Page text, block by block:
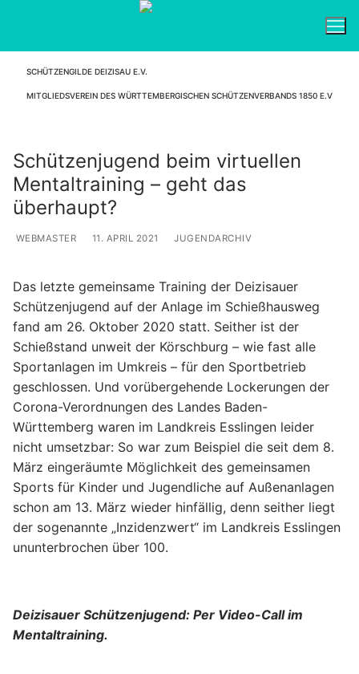
springen
Suchen nach:
SCHÜTZENGILDE DEIZISAU E.V.
MITGLIEDSVEREIN DES WÜRTTEMBERGISCHEN SCHÜTZENVERBANDS 1850 E.V
Schützenjugend beim virtuellen
Mentaltraining – geht das
überhaupt?
WEBMASTER 11. APRIL 2021 JUGENDARCHIV
Das letzte gemeinsame Training der Deizisauer
Schützenjugend auf der Anlage im Schießhausweg
fand am 26. Oktober 2020 statt. Seither ist der
Schießstand unweit der Körschburg – wie fast alle
Sportanlagen im Umkreis – für den Sportbetrieb
geschlossen. Und vorübergehende Lockerungen der
Corona-Verordnungen des Landes Baden-
Württemberg waren im Landkreis Esslingen leider
nicht umsetzbar: So war zum Beispiel die seit dem 8.
März eingeräumte Möglichkeit des gemeinsamen
Sports für Kinder und Jugendliche auf Außenanlagen
schon am 13. März wieder hinfällig, denn seither liegt
der sogenannte „Inzidenzwert“ im Landkreis Esslingen
ununterbrochen über 100.
Deizisauer Schützenjugend: Per Video-Call im
Mentaltraining.